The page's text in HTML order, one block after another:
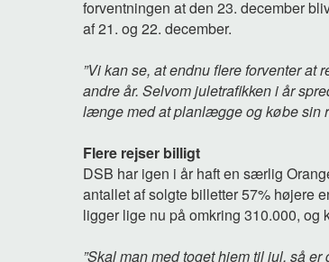
forventningen at den 23. december
af 21. og 22. december.
”Vi kan se, at endnu flere forventer
andre år. Selvom juletrafikken i år
længe med at planlægge og købe sin
Flere rejser billigt
DSB har igen i år haft en særlig
antallet af solgte billetter 57% højere
ligger lige nu på omkring 310.000,
”Skal man med toget hjem til jul, så